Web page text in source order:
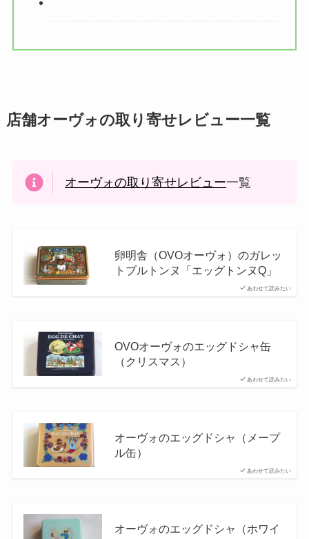
店舗オーヴォの取り寄せレビュー一覧
オーヴォの取り寄せレビュー一覧
あわせて読みたい
卵明舎（OVOオーヴォ）のガレッ
トブルトンヌ「エッグトンヌQ」
あわせて読みたい
OVOオーヴォのエッグドシャ缶
（クリスマス）
あわせて読みたい
オーヴォのエッグドシャ（メープ
ル缶）
オーヴォのエッグドシャ（ホワイ